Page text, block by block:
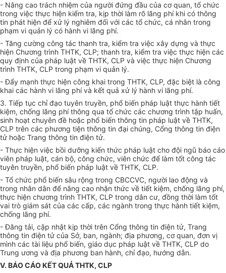
- Nâng cao trách nhiệm của người đứng đầu của cơ quan, tổ chức
trong việc thực hiện kiểm tra, kịp thời làm rõ lãng phí khi có thông
tin phát hiện để xử lý nghiêm đối với các tổ chức, cá nhân trong
phạm vi quản lý có hành vi lãng phí.
- Tăng cường công tác thanh tra, kiểm tra việc xây dựng và thực
hiện Chương trình THTK, CLP; thanh tra, kiểm tra việc thực hiện các
quy định của pháp luật về THTK, CLP và việc thực hiện Chương
trình THTK, CLP trong phạm vi quản lý.
- Đẩy mạnh thực hiện công khai trong THTK, CLP, đặc biệt là công
khai các hành vi lãng phí và kết quả xử lý hành vi lãng phí.
3. Tiếp tục chỉ đạo tuyên truyền, phổ biến pháp luật thực hành tiết
kiệm, chống lãng phí thông qua tổ chức các chương trình tập huấn,
sinh hoạt chuyên đề hoặc phổ biến thông tin pháp luật về THTK,
CLP trên các phương tiện thông tin đại chúng, Cổng thông tin điện
tử hoặc Trang thông tin điện tử.
- Thực hiện việc bồi dưỡng kiến thức pháp luật cho đội ngũ báo cáo
viên pháp luật, cán bộ, công chức, viên chức để làm tốt công tác
tuyên truyền, phổ biến pháp luật về THTK, CLP.
- Tổ chức phổ biến sâu rộng trong CBCCVC, người lao động và
trong nhân dân để nâng cao nhận thức về tiết kiệm, chống lãng phí,
thực hiện chương trình THTK, CLP trong dân cư, đồng thời làm tốt
vai trò giám sát của các cấp, các ngành trong thực hành tiết kiệm,
chống lãng phí.
- Đăng tải, cập nhật kịp thời trên Cổng thông tin điện tử, Trang
thông tin điện tử của Sở, ban, ngành; địa phương, cơ quan, đơn vị
mình các tài liệu phổ biến, giáo dục pháp luật về THTK, CLP do
Trung ương và địa phương ban hành, chỉ đạo, hướng dẫn.
V. BÁO CÁO KẾT QUẢ THTK, CLP